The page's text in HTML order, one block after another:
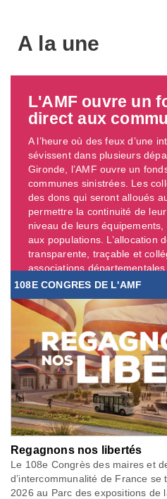
A la une
L'AMF ouvre un
direct aux
A l’heure où des feux d’une
sévissent dans plusieurs
Gironde, l’AMF ouvre un
communes sinistrées. Les
des dons qui seront alloués
permettre la continuité de
niveau de leurs équipements,
aux populations. L’allocation
transparente, traçable et
associations
108E CONGRES DE L'AMF
Regagnons nos libertés
Le 108e Congrès des maires et
d’intercommunalité de France
2026 au Parc des expositions de